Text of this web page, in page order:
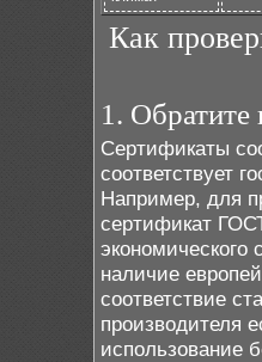
Как
1. Обратите
Сертификаты
соответствует
Например, для
сертификат
наличие
соответствие
производителя
использование